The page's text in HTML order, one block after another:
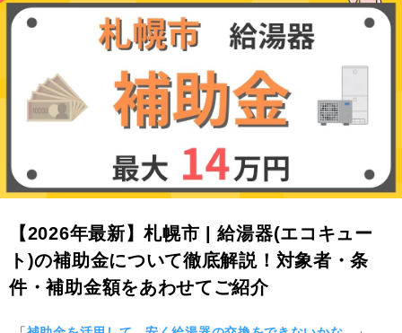
【2026年最新】札幌市 | 給湯器(エコキュー
ト)の補助金について徹底解説！対象者・条
件・補助金額をあわせてご紹介